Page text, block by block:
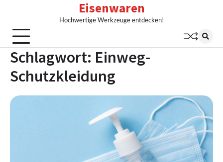
content
Eisenwaren
Hochwertige Werkzeuge entdecken!
Schlagwort: Einweg-
Schutzkleidung